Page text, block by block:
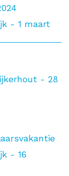
- 1 maart
- 28
- 16